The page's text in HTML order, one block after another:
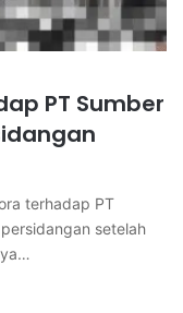
PT Sumber
terhadap PT
setelah